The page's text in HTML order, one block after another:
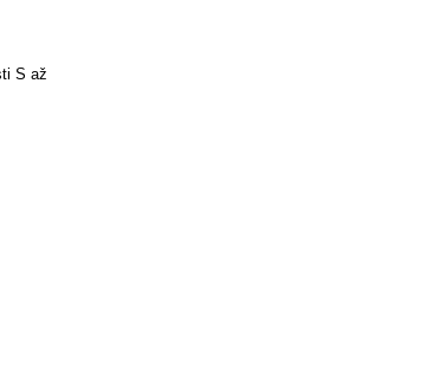
S až